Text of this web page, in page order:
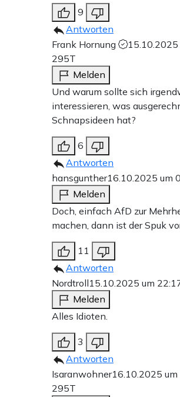
9
Antworten
Frank Hornung
15.10.2025
295T
Melden
Und warum sollte sich
interessieren, was
Schnapsideen hat?
6
Antworten
hansgunther16.10.2025 um
Melden
Doch, einfach AfD zur
machen, dann ist der Spuk
11
Antworten
Nordtroll15.10.2025 um
Melden
Alles Idioten.
3
Antworten
Isaranwohner16.10.2025
295T